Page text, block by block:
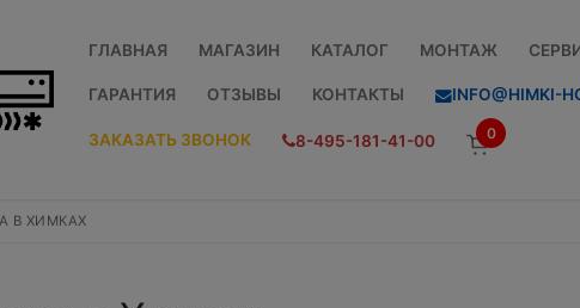
ГЛАВНАЯ МАГАЗИН КАТАЛОГ МОНТАЖ
ГАРАНТИЯ ОТЗЫВЫ КОНТАКТЫ INFO@HIMKI-
ЗАКАЗАТЬ ЗВОНОК 8-495-181-41-00 0
В ХИМКАХ